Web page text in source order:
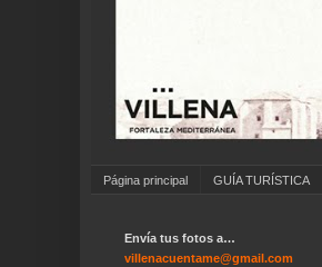
Página principal GUÍA TURÍSTICA
A ENVIAR FOTOS
Envía tus fotos a…
villenacuentame@gmail.com